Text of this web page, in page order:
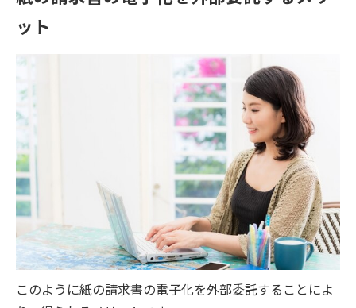
ット
このように紙の請求書の電子化を外部委託することによ